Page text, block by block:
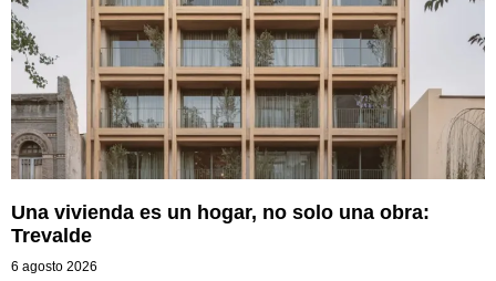
Una vivienda es un hogar, no solo una obra:
Trevalde
6 agosto 2026